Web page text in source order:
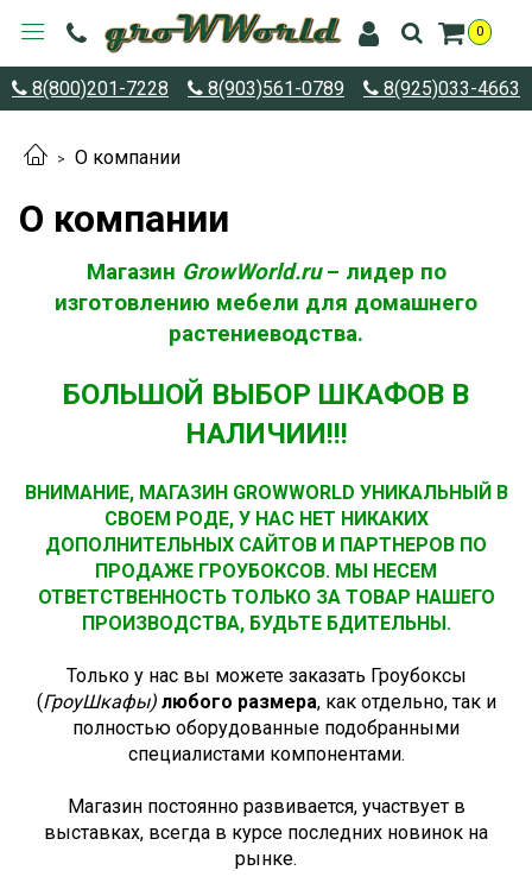
0
8(800)201-7228 8(903)561-0789 8(925)033-4663
О компании
О компании
Магазин GrowWorld.ru– лидер по
изготовлению мебели для домашнего
растениеводства.
БОЛЬШОЙ ВЫБОР ШКАФОВ В
НАЛИЧИИ!!!
ВНИМАНИЕ, МАГАЗИН GROWWORLD УНИКАЛЬНЫЙ В
СВОЕМ РОДЕ, У НАС НЕТ НИКАКИХ
ДОПОЛНИТЕЛЬНЫХ САЙТОВ И ПАРТНЕРОВ ПО
ПРОДАЖЕ ГРОУБОКСОВ. МЫ НЕСЕМ
ОТВЕТСТВЕННОСТЬ ТОЛЬКО ЗА ТОВАР НАШЕГО
ПРОИЗВОДСТВА, БУДЬТЕ БДИТЕЛЬНЫ.
Только у нас вы можете заказать Гроубоксы
(ГроуШкафы) любого размера, как отдельно, так и
полностью оборудованные подобранными
специалистами компонентами.
Магазин постоянно развивается, участвует в
выставках, всегда в курсе последних новинок на
рынке.